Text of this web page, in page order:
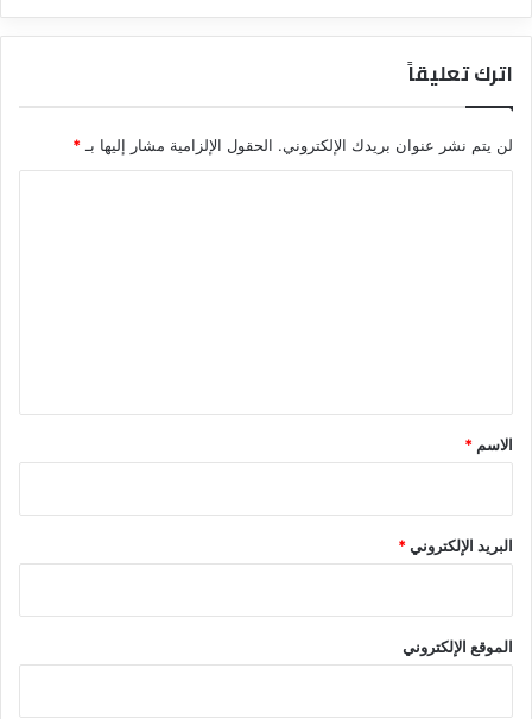
اترك تعليقاً
لن يتم نشر عنوان بريدك الإلكتروني. الحقول الإلزامية مشار إليها بـ *
*
الاسم *
البريد الإلكتروني*
الموقع الإلكتروني